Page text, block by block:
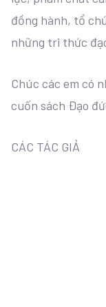
đồng hành, tổ
những tri thức
Chúc các em có
cuốn sách Đạo
CÁC TÁC GIẢ